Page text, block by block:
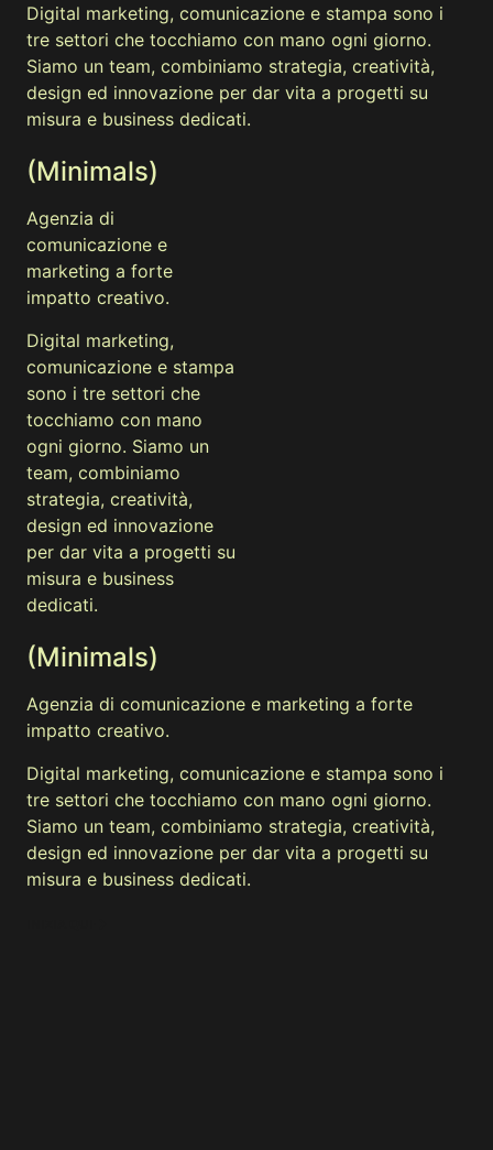
Digital marketing, comunicazione e stampa sono i
tre settori che tocchiamo con mano ogni giorno.
Siamo un team, combiniamo strategia, creatività,
design ed innovazione per dar vita a progetti su
misura e business dedicati.
(Minimals)
Agenzia di
comunicazione e
marketing a forte
impatto creativo.
Digital marketing,
comunicazione e stampa
sono i tre settori che
tocchiamo con mano
ogni giorno. Siamo un
team, combiniamo
strategia, creatività,
design ed innovazione
per dar vita a progetti su
misura e business
dedicati.
(Minimals)
Agenzia di comunicazione e marketing a forte
impatto creativo.
Digital marketing, comunicazione e stampa sono i
tre settori che tocchiamo con mano ogni giorno.
Siamo un team, combiniamo strategia, creatività,
design ed innovazione per dar vita a progetti su
misura e business dedicati.